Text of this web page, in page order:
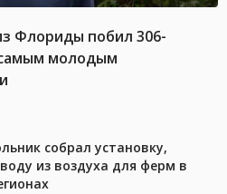
Флориды побил 306-
молодым
собрал установку,
из воздуха для ферм в